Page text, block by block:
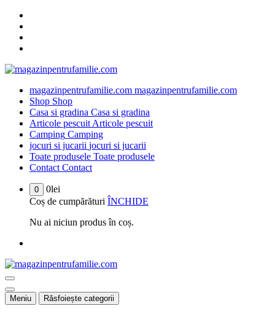
conținut
magazinpentrufamilie.com magazinpentrufamilie.com
Shop Shop
Casa si gradina Casa si gradina
Articole pescuit Articole pescuit
Camping Camping
jocuri si jucarii jocuri si jucarii
Toate produsele Toate produsele
Contact Contact
0 0lei
Coș de cumpărături ÎNCHIDE
Nu ai niciun produs în coș.
Meniu Răsfoiește categorii